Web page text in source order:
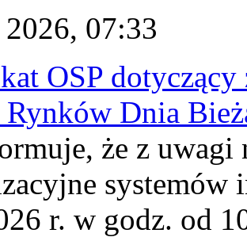
07:33
OSP dotyczący
Rynków Dnia
że z uwagi
r. w godz. od